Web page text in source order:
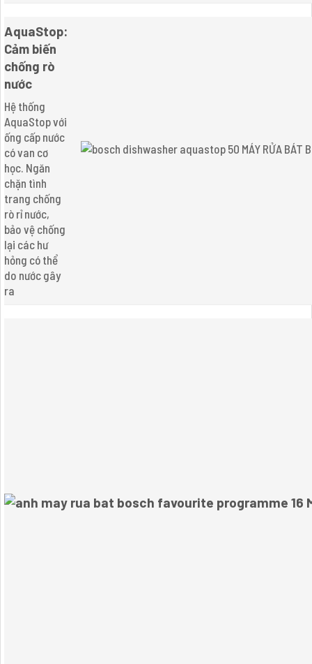
AquaStop:
Cảm biến
chống rò
nước
Hệ thống
AquaStop với
ống cấp nước
có van cơ
học. Ngăn
chặn tình
trang chống
rò rỉ nước,
bảo vệ chống
lại các hư
hỏng có thể
do nước gây
ra